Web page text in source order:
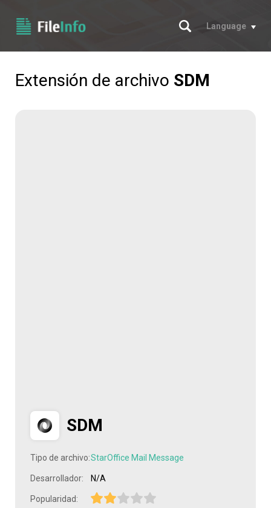
Buscar
Language
Extensión de archivo SDM
SDM
Tipo de archivo:StarOffice Mail Message
Desarrollador: N/A
Popularidad: